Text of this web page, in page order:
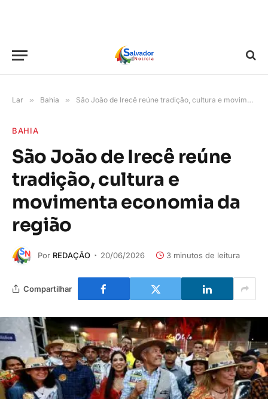
Lar » Bahia » São João de Irecê reúne tradição, cultura e movimenta economia da região
BAHIA
São João de Irecê reúne
tradição, cultura e
movimenta economia da
região
Por REDAÇÃO 20/06/2026 3 minutos de leitura
Compartilhar